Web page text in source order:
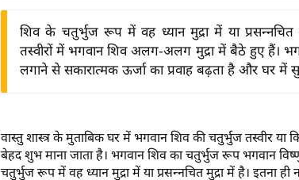
शिव के चतुर्भुज रूप में वह ध्यान मुद्रा में या
तस्वीरों में भगवान शिव अलग-अलग मुद्रा में बैठे हुए हैं।
लगाने से सकारात्मक ऊर्जा का प्रवाह बढ़ता है और घर में
वास्तु शास्त्र के मुताबिक घर में भगवान शिव की चतुर्भुज तस्वीर या
बेहद शुभ माना जाता है। भगवान शिव का चतुर्भुज रूप भगवान
चतुर्भुज रूप में वह ध्यान मुद्रा में या प्रसन्नचित मुद्रा में है। इतना